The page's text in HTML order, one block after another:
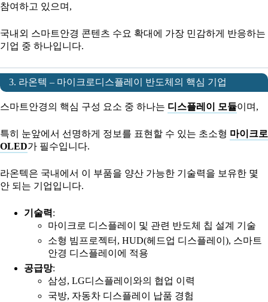
참여하고 있으며,
국내외 스마트안경 콘텐츠 수요 확대에 가장 민감하게 반응하는
기업 중 하나입니다.
3. 라온텍 – 마이크로디스플레이 반도체의 핵심 기업
스마트안경의 핵심 구성 요소 중 하나는 디스플레이 모듈이며,
특히 눈앞에서 선명하게 정보를 표현할 수 있는 초소형 마이크로
OLED가 필수입니다.
라온텍은 국내에서 이 부품을 양산 가능한 기술력을 보유한 몇
안 되는 기업입니다.
기술력:
마이크로 디스플레이 및 관련 반도체 칩 설계 기술
소형 빔프로젝터, HUD(헤드업 디스플레이), 스마트
안경 디스플레이에 적용
공급망:
삼성, LG디스플레이와의 협업 이력
국방, 자동차 디스플레이 납품 경험